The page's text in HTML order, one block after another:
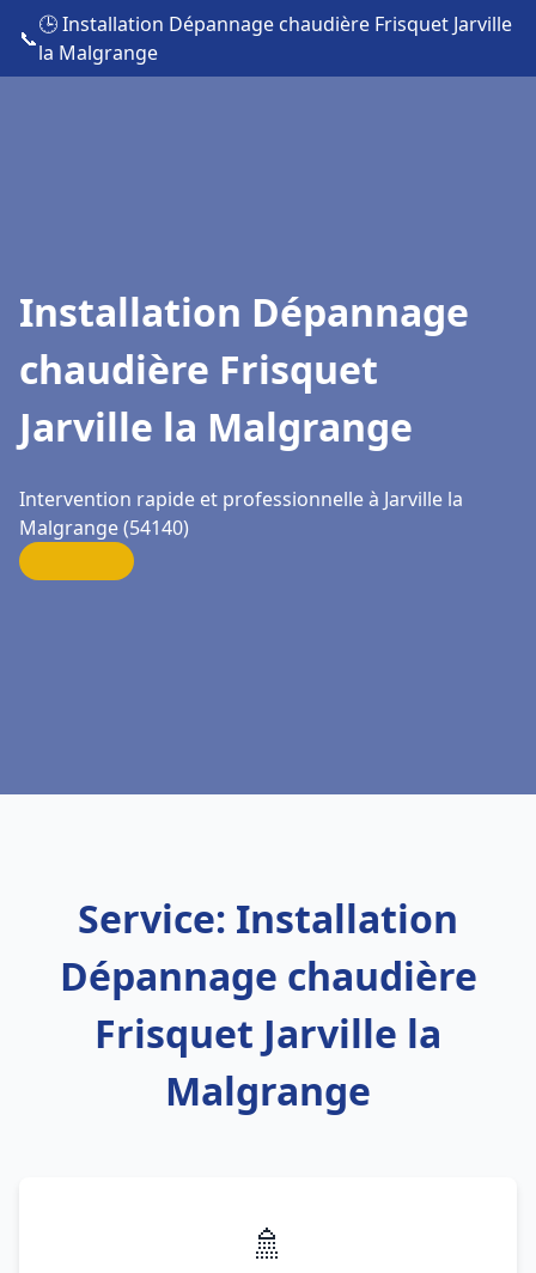
📞
🕒 Installation Dépannage chaudière Frisquet Jarville
la Malgrange
Installation Dépannage
chaudière Frisquet
Jarville la Malgrange
Intervention rapide et professionnelle à Jarville la
Malgrange (54140)
Service: Installation
Dépannage chaudière
Frisquet Jarville la
Malgrange
🚿